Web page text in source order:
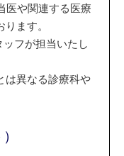
医や関連する医療
ます。
フが担当いたし
は異なる診療科や